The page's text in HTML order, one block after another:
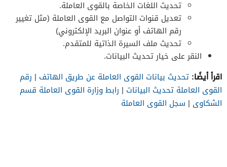
تحديث اللغات الخاصة بالقوى العاملة.
تعديل قنوات التواصل مع القوى العاملة (مثل تغيير
رقم الهاتف أو عنوان البريد الإلكتروني)
تحديث ملف السيرة الذاتية للمتقدم.
النقر على خيار تحديث البيانات.
اقرأ أيضًا: تحديث بيانات القوى العاملة عن طريق الهاتف | رقم
القوى العاملة تحديث البيانات | رابط وزارة القوى العاملة قسم
الشكاوى | سجل القوى العاملة